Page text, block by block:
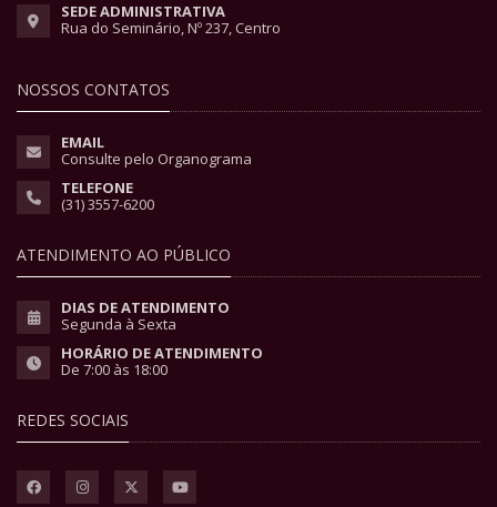
SEDE ADMINISTRATIVA
Rua do Seminário, Nº 237, Centro
NOSSOS CONTATOS
EMAIL
Consulte pelo Organograma
TELEFONE
(31) 3557-6200
ATENDIMENTO AO PÚBLICO
DIAS DE ATENDIMENTO
Segunda à Sexta
HORÁRIO DE ATENDIMENTO
De 7:00 às 18:00
REDES SOCIAIS